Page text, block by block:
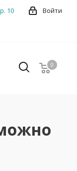
Войти
10
0
0